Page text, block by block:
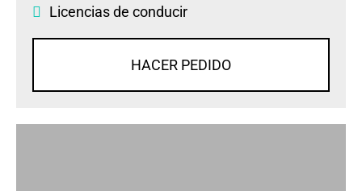
Licencias de conducir
HACER PEDIDO